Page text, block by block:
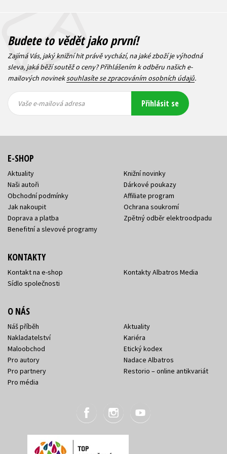
Budete to vědět jako první!
Zajímá Vás, jaký knižní hit právě vychází, na jaké zboží je výhodná
sleva, jaká běží soutěž o ceny? Přihlášením k odběru našich e-
mailových novineksouhlasíte se zpracováním osobních údajů.
mailová
mailová
Vaše e-mailová adresa Přihlásit se
E-SHOP
Aktuality
Naši autoři
Obchodní podmínky
Jak nakoupit
Doprava a platba
Benefitní a slevové programy
Knižní novinky
Dárkové poukazy
Affiliate program
Ochrana soukromí
Zpětný odběr elektroodpadu
KONTAKTY
Kontakt na e-shop
Sídlo společnosti
Kontakty Albatros Media
O NÁS
Náš příběh
Nakladatelství
Maloobchod
Pro autory
Pro partnery
Pro média
Aktuality
Kariéra
Etický kodex
Nadace Albatros
Restorio – online antikvariát